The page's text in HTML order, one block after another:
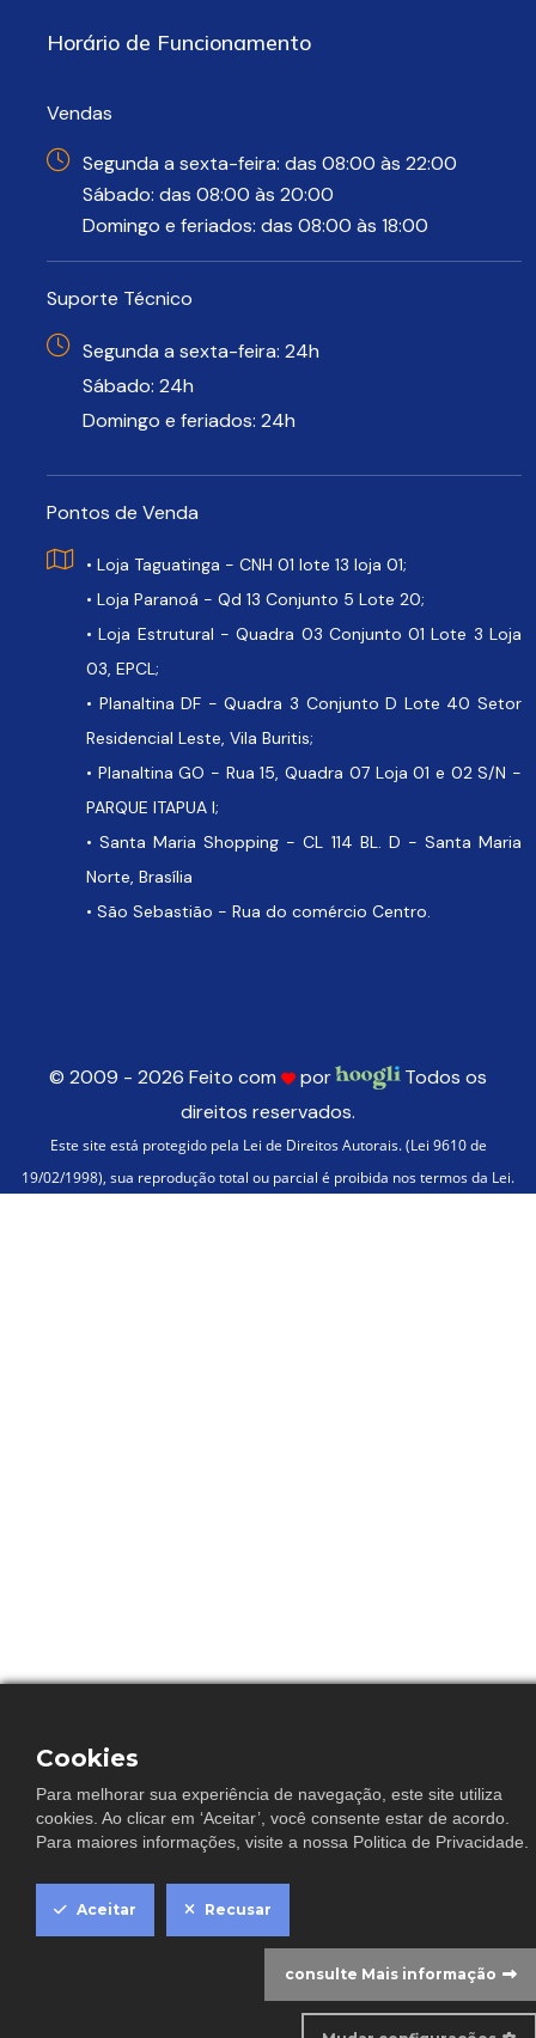
Horário de Funcionamento
Vendas
Segunda a sexta-feira: das 08:00 às 22:00
Sábado: das 08:00 às 20:00
Domingo e feriados: das 08:00 às 18:00
Suporte Técnico
Segunda a sexta-feira: 24h
Sábado: 24h
Domingo e feriados: 24h
Pontos de Venda
• Loja Taguatinga - CNH 01 lote 13 loja 01;
• Loja Paranoá - Qd 13 Conjunto 5 Lote 20;
• Loja Estrutural - Quadra 03 Conjunto 01 Lote 3 Loja
03, EPCL;
• Planaltina DF - Quadra 3 Conjunto D Lote 40 Setor
Residencial Leste, Vila Buritis;
• Planaltina GO - Rua 15, Quadra 07 Loja 01 e 02 S/N -
PARQUE ITAPUA I;
• Santa Maria Shopping - CL 114 BL. D - Santa Maria
Norte, Brasília
• São Sebastião - Rua do comércio Centro.
© 2009 - 2026 Feito com por
Todos os
direitos reservados.
Este site está protegido pela Lei de Direitos Autorais. (Lei 9610 de
19/02/1998), sua reprodução total ou parcial é proibida nos termos da Lei.
Cookies
Para melhorar sua experiência de navegação, este site utiliza
cookies. Ao clicar em ‘Aceitar’, você consente estar de acordo.
Para maiores informações, visite a nossa Politica de Privacidade
Aceitar Recusar
consulte Mais informação